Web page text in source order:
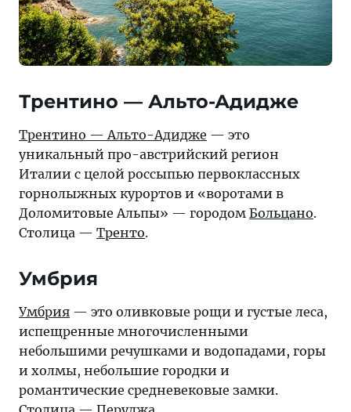
Трентино — Альто-Адидже
Трентино — Альто-Адидже — это
уникальный про-австрийский регион
Италии с целой россыпью первоклассных
горнолыжных курортов и «воротами в
Доломитовые Альпы» — городом Больцано.
Столица — Тренто.
Умбрия
Умбрия — это оливковые рощи и густые леса,
испещренные многочисленными
небольшими речушками и водопадами, горы
и холмы, небольшие городки и
романтические средневековые замки.